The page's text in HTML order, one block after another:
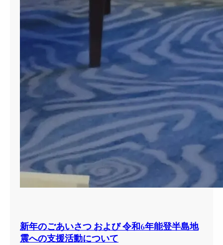
新年のごあいさつ および 令和6年能登半島地
震への支援活動について